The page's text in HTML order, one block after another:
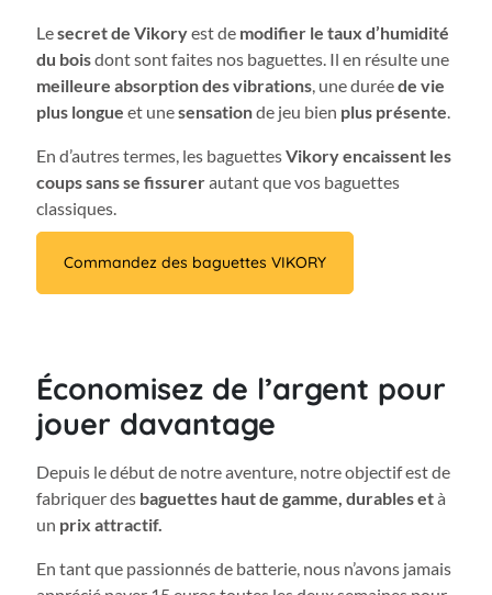
Lesecret de Vikoryest de modifier le taux d’humidité
du boisdont sont faites nos baguettes. Il en résulte une
meilleure absorption des vibrations, une duréede vie
plus longue et unesensationde jeu bien plus présente.
En d’autres termes, les baguettesVikory encaissent les
coups sans se fissurerautant que vos baguettes
classiques.
Commandez des baguettes VIKORY
Économisez de l’argent pour
jouer davantage
Depuis le début de notre aventure, notre objectif est de
fabriquer des baguettes haut de gamme, durables età
un prix attractif.
En tant que passionnés de batterie, nous n’avons jamais